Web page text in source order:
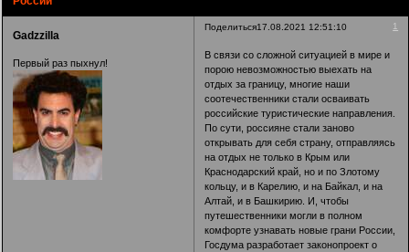
Поделиться 1
17.08.2021 12:51:10
Gadzzilla
Первый раз пыхнул!
В связи со сложной ситуацией в мире и
порою невозможностью выехать на
отдых за границу, многие наши
соотечественники стали осваивать
российские туристические направления.
По сути, россияне стали заново
открывать для себя страну, отправляясь
на отдых не только в Крым или
Краснодарский край, но и по Злотому
кольцу, и в Карелию, и на Байкал, и на
Алтай, и в Башкирию. И, чтобы
путешественники могли в полном
комфорте узнавать новые грани России,
Госдума разработает законопроект о